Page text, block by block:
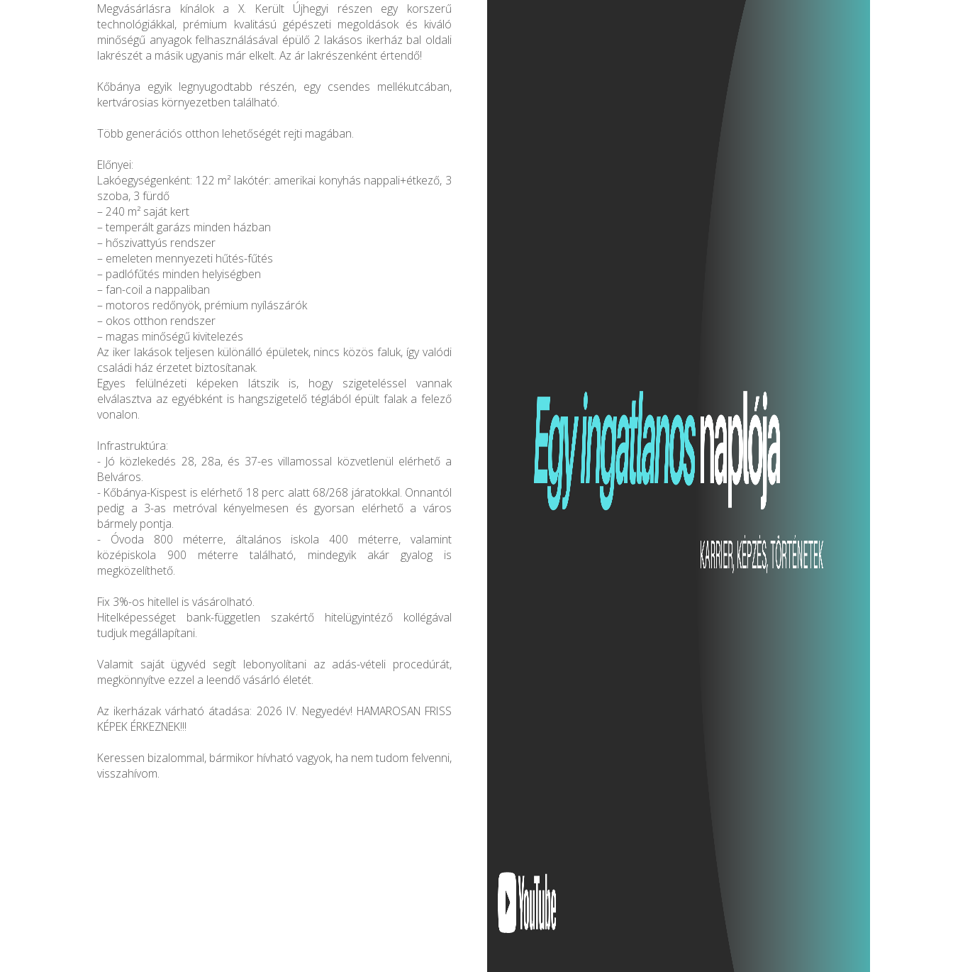
Megvásárlásra kínálok a X. Került Újhegyi részen egy korszerű
technológiákkal, prémium kvalitású gépészeti megoldások és kiváló
minőségű anyagok felhasználásával épülő 2 lakásos ikerház bal oldali
lakrészét a másik ugyanis már elkelt. Az ár lakrészenként értendő!
Kőbánya egyik legnyugodtabb részén, egy csendes mellékutcában,
kertvárosias környezetben található.
Több generációs otthon lehetőségét rejti magában.
Előnyei:
Lakóegységenként: 122 m² lakótér: amerikai konyhás nappali+étkező, 3
szoba, 3 fürdő
– 240 m² saját kert
– temperált garázs minden házban
– hőszivattyús rendszer
– emeleten mennyezeti hűtés-fűtés
– padlófűtés minden helyiségben
– fan-coil a nappaliban
– motoros redőnyök, prémium nyílászárók
– okos otthon rendszer
– magas minőségű kivitelezés
Az iker lakások teljesen különálló épületek, nincs közös faluk, így valódi
családi ház érzetet biztosítanak.
Egyes felülnézeti képeken látszik is, hogy szigeteléssel vannak
elválasztva az egyébként is hangszigetelő téglából épült falak a felező
vonalon.
Infrastruktúra:
- Jó közlekedés 28, 28a, és 37-es villamossal közvetlenül elérhető a
Belváros.
- Kőbánya-Kispest is elérhető 18 perc alatt 68/268 járatokkal. Onnantól
pedig a 3-as metróval kényelmesen és gyorsan elérhető a város
bármely pontja.
- Óvoda 800 méterre, általános iskola 400 méterre, valamint
középiskola 900 méterre található, mindegyik akár gyalog is
megközelíthető.
Fix 3%-os hitellel is vásárolható.
Hitelképességet bank-független szakértő hitelügyintéző kollégával
tudjuk megállapítani.
Valamit saját ügyvéd segít lebonyolítani az adás-vételi procedúrát,
megkönnyítve ezzel a leendő vásárló életét.
Az ikerházak várható átadása: 2026 IV. Negyedév! HAMAROSAN FRISS
KÉPEK ÉRKEZNEK!!!
Keressen bizalommal, bármikor hívható vagyok, ha nem tudom felvenni,
visszahívom.